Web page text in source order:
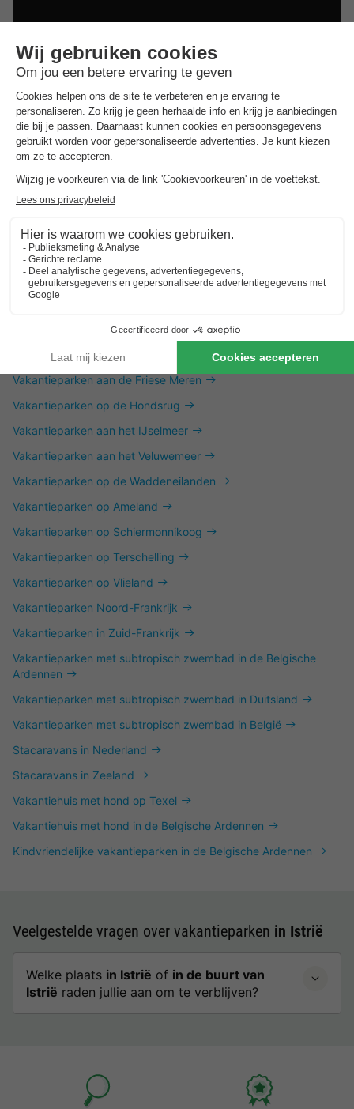
Dit is ook interessant
Vakantieparken in Zuid-Limburg
Vakantieparken in de Achterhoek
Vakantieparken in Twente
Vakantieparken op de Utrechtse Heuvelrug
Vakantieparken in het Vechtdal
Vakantieparken aan de Friese Meren
Vakantieparken op de Hondsrug
Vakantieparken aan het IJselmeer
Vakantieparken aan het Veluwemeer
Vakantieparken op de Waddeneilanden
Vakantieparken op Ameland
Vakantieparken op Schiermonnikoog
Vakantieparken op Terschelling
Vakantieparken op Vlieland
Vakantieparken Noord-Frankrijk
Vakantieparken in Zuid-Frankrijk
Vakantieparken met subtropisch zwembad in de Belgische
Ardennen
Vakantieparken met subtropisch zwembad in Duitsland
Vakantieparken met subtropisch zwembad in België
Stacaravans in Nederland
Stacaravans in Zeeland
Vakantiehuis met hond op Texel
Vakantiehuis met hond in de Belgische Ardennen
Kindvriendelijke vakantieparken in de Belgische Ardennen
Veelgestelde vragen over vakantieparken in Istrië
Welke plaats in Istrië of in de buurt van
Istrië raden jullie aan om te verblijven?